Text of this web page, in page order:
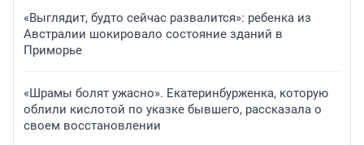
«Выглядит, будто сейчас развалится»: ребенка из
Австралии шокировало состояние зданий в
Приморье
«Шрамы болят ужасно». Екатеринбурженка, которую
облили кислотой по указке бывшего, рассказала о
своем восстановлении